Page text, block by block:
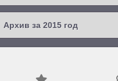
2018 / #1
2017 / #3
2016 / #4
2016 / #3
Архив за 2015 год
2015 / #3
2015 / #2